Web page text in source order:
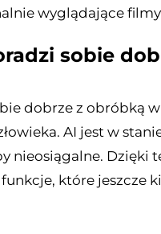
wyglądające
sobie
dobrze z obróbką
AI jest w
nieosiągalne. Dzięki
które jeszcze